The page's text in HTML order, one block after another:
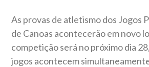
As provas de atletismo dos Jogos
de Canoas acontecerão em novo
competição será no próximo dia
jogos acontecem